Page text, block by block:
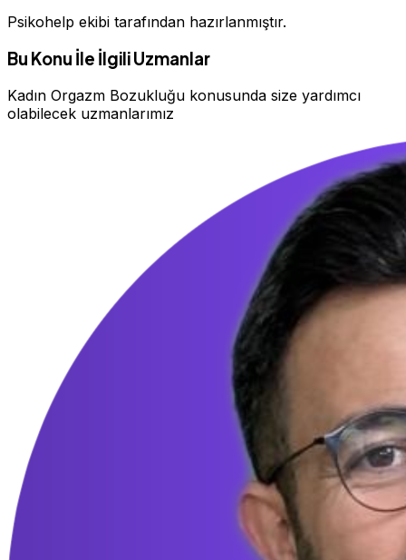
Psikohelp ekibi tarafından hazırlanmıştır.
Bu Konu İle İlgili Uzmanlar
Kadın Orgazm Bozukluğu konusunda size yardımcı
olabilecek uzmanlarımız